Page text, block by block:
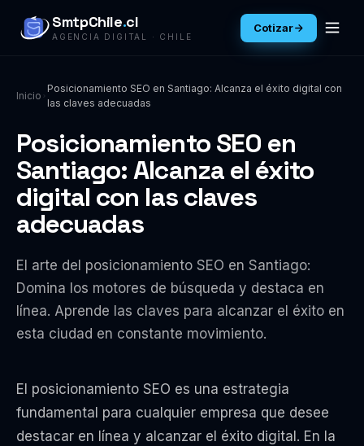
SmtpChile.cl
AGENCIA DIGITAL · CHILE
Cotizar
Inicio
Posicionamiento SEO en Santiago: Alcanza el éxito digital con
las claves adecuadas
Posicionamiento SEO en
Santiago: Alcanza el éxito
digital con las claves
adecuadas
El arte del posicionamiento SEO en Santiago:
Domina los motores de búsqueda y destaca en
línea. Aprende las claves para alcanzar el éxito en
esta ciudad en constante movimiento.
El posicionamiento SEO es una estrategia
fundamental para cualquier empresa que desee
destacar en línea y alcanzar el éxito digital. En la